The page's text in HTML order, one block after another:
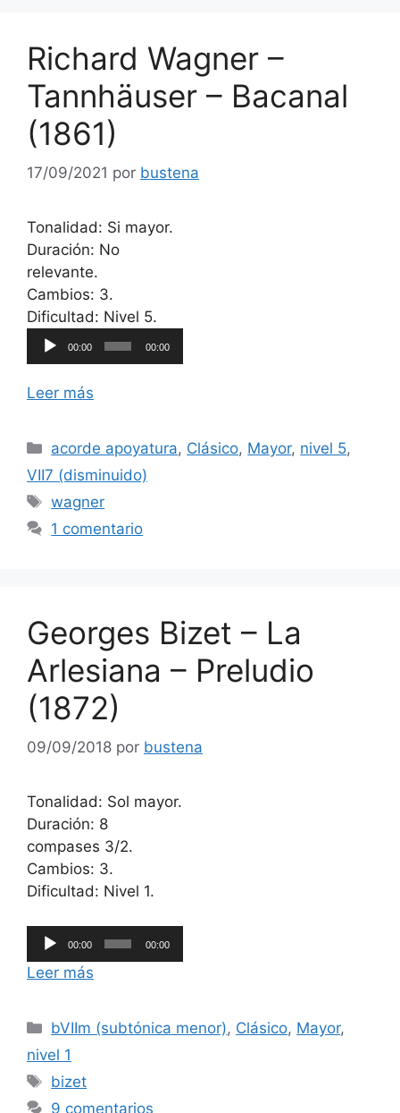
Richard Wagner –
Tannhäuser – Bacanal
(1861)
17/09/2021 por bustena
Tonalidad: Si mayor.
Duración: No
relevante.
Cambios: 3.
Dificultad: Nivel 5.
audio
00:00 00:00
Leer más
Categorías
acorde apoyatura, Clásico, Mayor, nivel 5,
VII7 (disminuido)
Etiquetas
wagner
1 comentario
Georges Bizet – La
Arlesiana – Preludio
(1872)
09/09/2018 por bustena
Tonalidad: Sol mayor.
Duración: 8
compases 3/2.
Cambios: 3.
Dificultad: Nivel 1.
Reproductor
de
audio
00:00 00:00
Leer más
Categorías
bVIIm (subtónica menor), Clásico, Mayor,
nivel 1
Etiquetas
bizet
9 comentarios